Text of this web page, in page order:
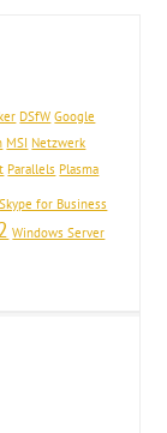
DSfW Google
MSI Netzwerk
Parallels Plasma
Skype for Business
Windows Server